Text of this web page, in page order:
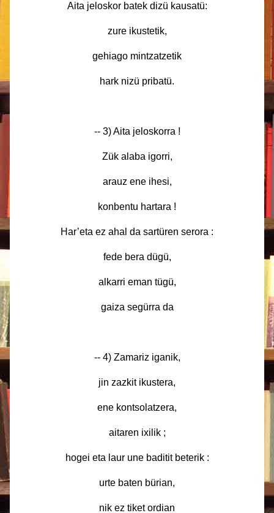
Aita jeloskor batek dizü kausatü:
zure ikustetik,
gehiago mintzatzetik
hark nizü pribatü.
-- 3) Aita jeloskorra !
Zük alaba igorri,
arauz ene ihesi,
konbentu hartara !
Har’eta ez ahal da sartüren serora :
fede bera dügü,
alkarri eman tügü,
gaiza segürra da
-- 4) Zamariz iganik,
jin zazkit ikustera,
ene kontsolatzera,
aitaren ixilik ;
hogei eta laur une baditit beterik :
urte baten bürian,
nik ez tiket ordian